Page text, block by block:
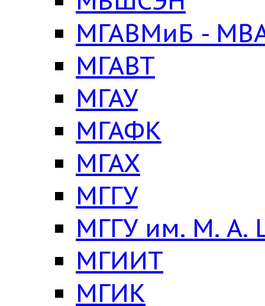
МГАВМиБ -
МГАВТ
МГАУ
МГАФК
МГАХ
МГГУ
МГГУ им. М. А.
МГИИТ
МГИК